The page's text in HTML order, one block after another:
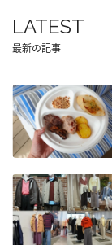
LATEST
最新の記事